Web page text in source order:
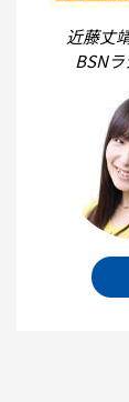
近藤丈
BSN